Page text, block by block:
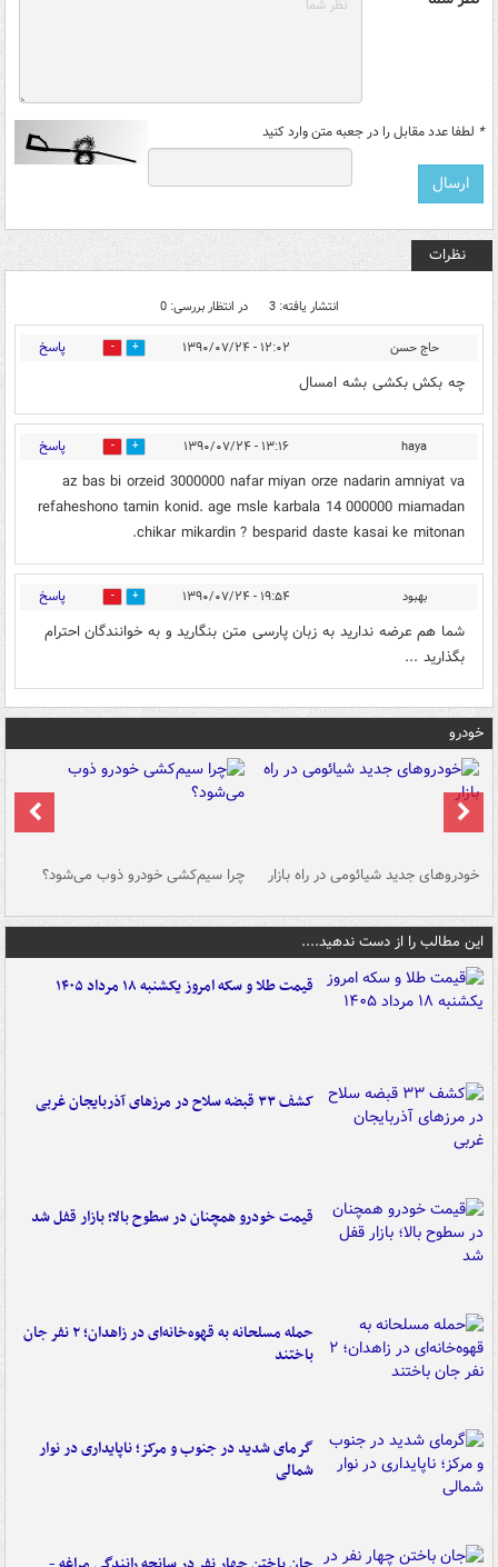
* لطفا عدد مقابل را در جعبه متن وارد کنید
نظرات
انتشار یافته: 3 در انتظار بررسی: 0
حاج حسن ۱۲:۰۲ - ۱۳۹۰/۰۷/۲۴ 0 پاسخ
چه بکش بکشی بشه امسال
haya ۱۳:۱۶ - ۱۳۹۰/۰۷/۲۴ 0 پاسخ
az bas bi orzeid 3000000 nafar miyan orze nadarin amniyat va
refaheshono tamin konid. age msle karbala 14 000000 miamadan
chikar mikardin ? besparid daste kasai ke mitonan.
بهبود ۱۹:۵۴ - ۱۳۹۰/۰۷/۲۴ 0 پاسخ
شما هم عرضه ندارید به زبان پارسی متن بنگارید و به خوانندگان احترام
بگذارید ...
خودرو
خودروهای جدید شیائومی در راه بازار چرا سیم‌کشی خودرو ذوب می‌شود؟
این مطالب را از دست ندهید....
قیمت طلا و سکه امروز یکشنبه ۱۸ مرداد ۱۴۰۵
کشف ۳۳ قبضه سلاح در مرزهای آذربایجان غربی
قیمت خودرو همچنان در سطوح بالا؛ بازار قفل شد
حمله مسلحانه به قهوه‌خانه‌ای در زاهدان؛ ۲ نفر جان
باختند
گرمای شدید در جنوب و مرکز؛ ناپایداری در نوار
شمالی